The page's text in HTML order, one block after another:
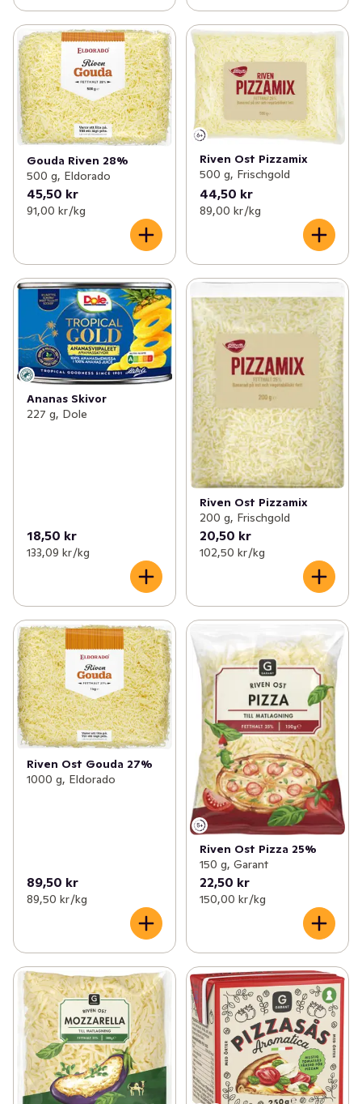
Gouda Riven 28%
500 g, Eldorado
45,50 kr
91,00 kr /kg
Riven Ost Pizzamix
500 g, Frischgold
44,50 kr
89,00 kr /kg
Ananas Skivor
227 g, Dole
18,50 kr
133,09 kr /kg
Riven Ost Pizzamix
200 g, Frischgold
20,50 kr
102,50 kr /kg
Riven Ost Gouda 27%
1000 g, Eldorado
89,50 kr
89,50 kr /kg
Riven Ost Pizza 25%
150 g, Garant
22,50 kr
150,00 kr /kg